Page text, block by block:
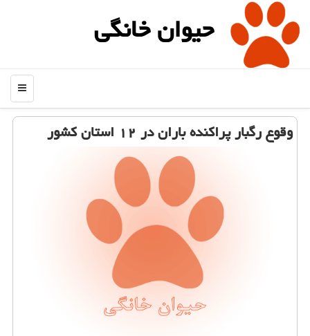
حیوان خانگی
منو
وقوع رگبار پراكنده باران در ۱۲ استان كشور